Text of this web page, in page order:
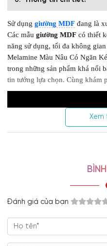
Sử dụng giường MDF đang là
Các mẫu giường MDF có thiết
năng sử dụng, tối đa không
Melamine Màu Nâu Có Ngăn
trong những sản phẩm khá nổi
tin tưởng lựa chọn. Cùng khám
Kiểu dáng
Giường MDF có kiểu dáng
Đánh giá của bạn